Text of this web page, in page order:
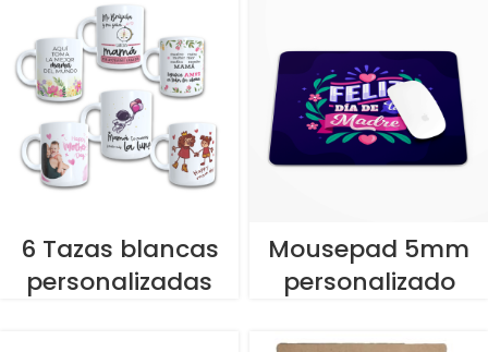
6 Tazas blancas
personalizadas
Mousepad 5mm
personalizado